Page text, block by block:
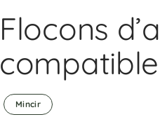
Flocons
Mincir